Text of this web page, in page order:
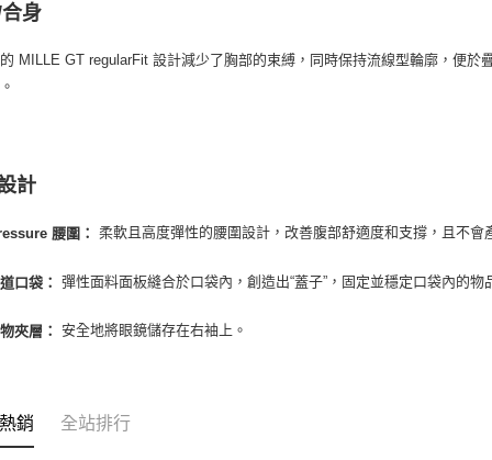
身
MILLE GT regularFit 設計減少了胸部的束縛，同時保持流線型輪廓，便
計
腰圍：柔軟且高度彈性的腰圍設計，改善腹部舒適度和支撐，且不會
口袋： 彈性面料面板縫合於口袋內，創造出“蓋子”，固定並穩定口袋內的物
夾層： 安全地將眼鏡儲存在右袖上。
銷 全站排行